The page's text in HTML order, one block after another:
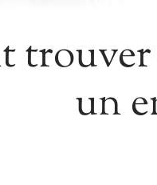
trouver
un